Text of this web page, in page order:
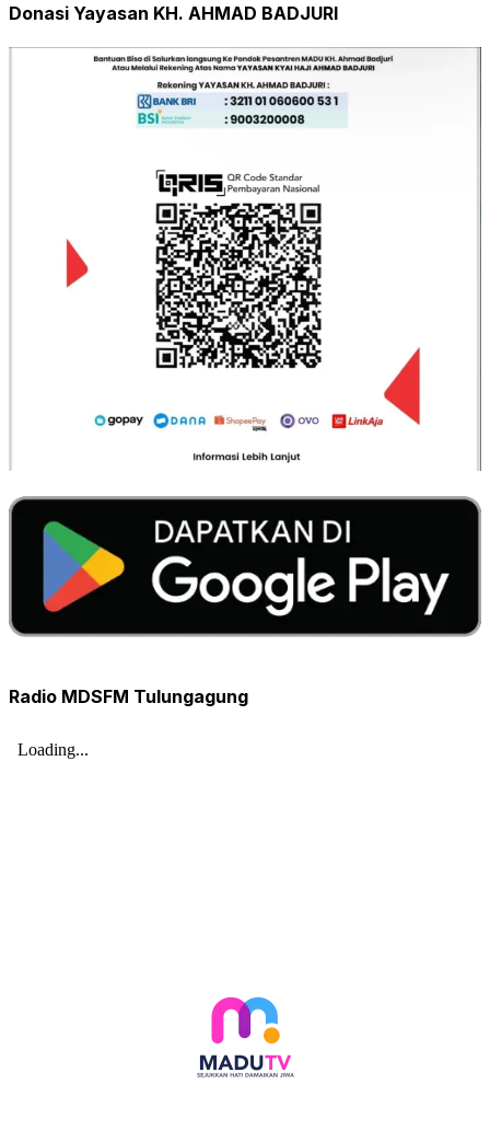
Donasi Yayasan KH. AHMAD BADJURI
Radio MDSFM Tulungagung